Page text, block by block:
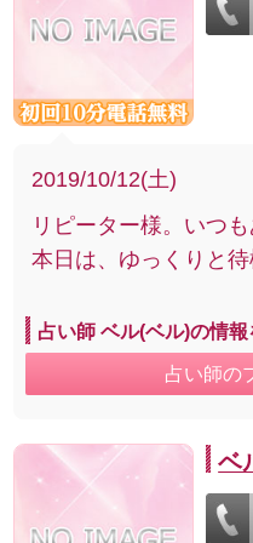
2019/10/12(土)
リピーター様。いつ
本日は、ゆっくりと待
占い師 ベル(ベル)の情
占い師の
ベ